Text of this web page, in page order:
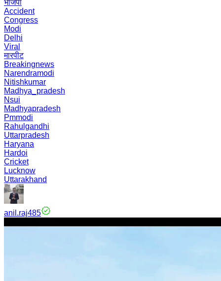
भाजपा
Accident
Congress
Modi
Delhi
Viral
मारपीट
Breakingnews
Narendramodi
Nitishkumar
Madhya_pradesh
Nsui
Madhyapradesh
Pmmodi
Rahulgandhi
Uttarpradesh
Haryana
Hardoi
Cricket
Lucknow
Uttarakhand
anil.raj485